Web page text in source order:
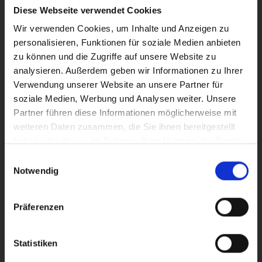
Diese Webseite verwendet Cookies
Wir verwenden Cookies, um Inhalte und Anzeigen zu
personalisieren, Funktionen für soziale Medien anbieten
zu können und die Zugriffe auf unsere Website zu
analysieren. Außerdem geben wir Informationen zu Ihrer
Verwendung unserer Website an unsere Partner für
soziale Medien, Werbung und Analysen weiter. Unsere
Partner führen diese Informationen möglicherweise mit
weiteren Daten zusammen, die Sie ihnen bereitgestellt
Notwendig
Präferenzen
Statistiken
Alle News ansehen
Alle News ansehen
Kulturring Attendorn mit vielseitigem